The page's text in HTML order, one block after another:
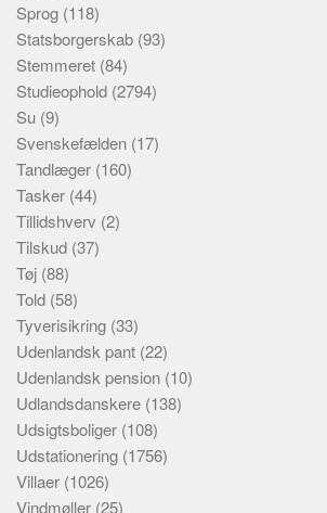
Sprog (118)
Statsborgerskab (93)
Stemmeret (84)
Studieophold (2794)
Su (9)
Svenskefælden (17)
Tandlæger (160)
Tasker (44)
Tillidshverv (2)
Tilskud (37)
Tøj (88)
Told (58)
Tyverisikring (33)
Udenlandsk pant (22)
Udenlandsk pension (10)
Udlandsdanskere (138)
Udsigtsboliger (108)
Udstationering (1756)
Villaer (1026)
Vindmøller (25)